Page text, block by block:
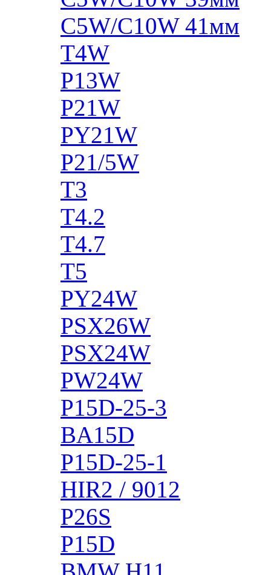
C5W/C10W 41мм
T4W
P13W
P21W
PY21W
P21/5W
T3
T4.2
T4.7
T5
PY24W
PSX26W
PSX24W
PW24W
P15D-25-3
BA15D
P15D-25-1
HIR2 / 9012
P26S
P15D